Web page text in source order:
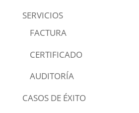
SERVICIOS
FACTURA
CERTIFICADO
AUDITORÍA
CASOS DE ÉXITO